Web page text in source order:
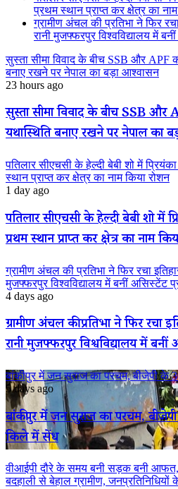
प्रथम स्थान प्राप्त कर क्षेत्र का
ग्रामीण अंचल की प्रतिभा ने फिर
रानी मुजफ्फरपुर विश्वविद्यालय में
सुस्ता सीमा विवाद के बीच SSB और APF
बनाए रखने पर नेपाल का बड़ा आश्वासन
23 hours ago
सुस्ता सीमा विवाद के बीच SSB
यथास्थिति बनाए रखने पर नेपाल का
पतिलार सीएचसी के हेल्दी बेबी शो में
स्थान प्राप्त कर क्षेत्र का नाम किया रोशन
1 day ago
पतिलार सीएचसी के हेल्दी बेबी शो में
प्रथम स्थान प्राप्त कर क्षेत्र का नाम
ग्रामीण अंचल की प्रतिभा ने फिर रचा
मुजफ्फरपुर विश्वविद्यालय में बनीं असिस्टेंट
4 days ago
ग्रामीण अंचल की प्रतिभा ने फिर रचा
रानी मुजफ्फरपुर विश्वविद्यालय में बनीं
बांकीपुर में जन सुराज का परचम, बीजेपी के
5 days ago
बांकीपुर में जन सुराज का परचम,
किले में सेंध
वीआईपी दौरे के समय बनी सड़क बनी आफत,
बदहाली से बेहाल ग्रामीण,